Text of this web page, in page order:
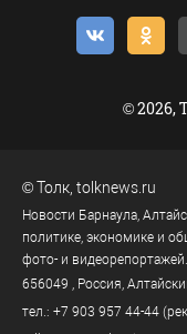
© 2026,
©Толк tolknews.ru
Новости Барнаула,
политике, экономике и
фото- и
656049 , Россия,
тел.: +7 903 957 44-44